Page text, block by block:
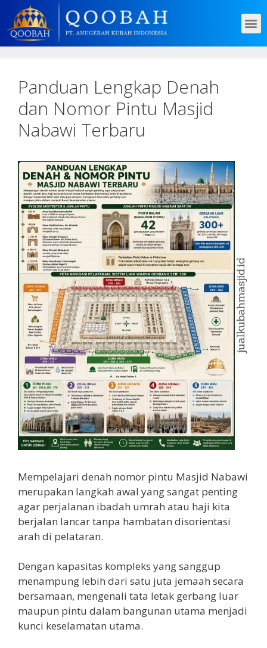
Panduan Lengkap Denah
dan Nomor Pintu Masjid
Nabawi Terbaru
Mempelajari denah nomor pintu Masjid Nabawi
merupakan langkah awal yang sangat penting
agar perjalanan ibadah umrah atau haji kita
berjalan lancar tanpa hambatan disorientasi
arah di pelataran.
Dengan kapasitas kompleks yang sanggup
menampung lebih dari satu juta jemaah secara
bersamaan, mengenali tata letak gerbang luar
maupun pintu dalam bangunan utama menjadi
kunci keselamatan utama.